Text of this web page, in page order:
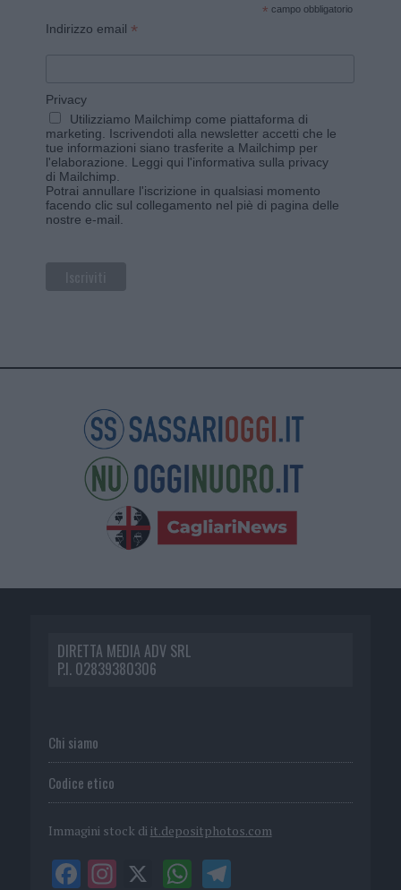
* campo obbligatorio
Indirizzo email *
Privacy
Utilizziamo Mailchimp come piattaforma di
marketing. Iscrivendoti alla newsletter accetti che le
tue informazioni siano trasferite a Mailchimp per
l'elaborazione. Leggi qui l'informativa sulla privacy
di Mailchimp.
Potrai annullare l'iscrizione in qualsiasi momento
facendo clic sul collegamento nel piè di pagina delle
nostre e-mail.
DIRETTA MEDIA ADV SRL
P.I. 02839380306
Chi siamo
Codice etico
Immagini stock di it.depositphotos.com